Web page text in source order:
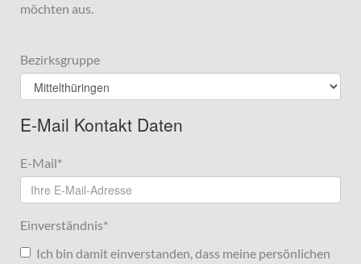
möchten aus.
Bezirksgruppe
E-Mail Kontakt Daten
E-Mail*
Einverständnis*
Ich bin damit einverstanden, dass meine persönlichen